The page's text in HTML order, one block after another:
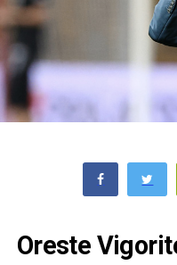
Oreste